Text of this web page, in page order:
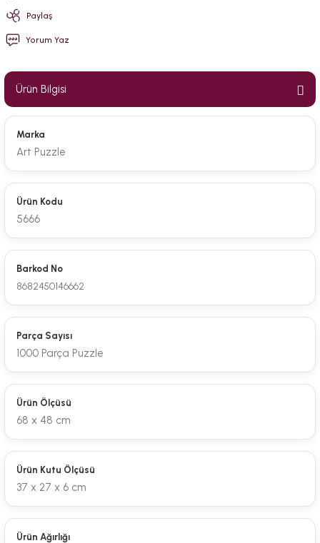
Paylaş
Yorum Yaz
Ürün Bilgisi
Marka
Art Puzzle
Ürün Kodu
5666
Barkod No
8682450146662
Parça Sayısı
1000 Parça Puzzle
Ürün Ölçüsü
68 x 48 cm
Ürün Kutu Ölçüsü
37 x 27 x 6 cm
Ürün Ağırlığı